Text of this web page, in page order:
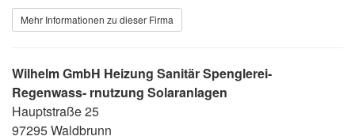
Mehr Informationen zu dieser Firma
Wilhelm GmbH Heizung Sanitär Spenglerei-
Regenwass- rnutzung Solaranlagen
Hauptstraße 25
97295 Waldbrunn